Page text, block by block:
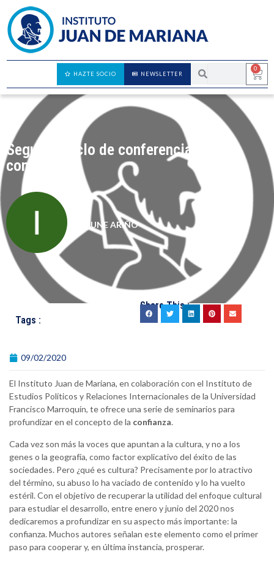
0
NEWSLETTER
HAZTE SOCIO
Segundo ciclo de conferencias sobre
confianza
IRUNE ARIÑO
Tags :
Share This :
09/02/2020
El Instituto Juan de Mariana, en colaboración con el Instituto de
Estudios Políticos y Relaciones Internacionales de la Universidad
Francisco Marroquín, te ofrece una serie de seminarios para
profundizar en el concepto de la confianza.
Cada vez son más la voces que apuntan a la cultura, y no a los
genes o la geografía, como factor explicativo del éxito de las
sociedades. Pero ¿qué es cultura? Precisamente por lo atractivo
del término, su abuso lo ha vaciado de contenido y lo ha vuelto
estéril. Con el objetivo de recuperar la utilidad del enfoque cultural
para estudiar el desarrollo, entre enero y junio del 2020 nos
dedicaremos a profundizar en su aspecto más importante: la
confianza. Muchos autores señalan este elemento como el primer
paso para cooperar y, en última instancia, prosperar.